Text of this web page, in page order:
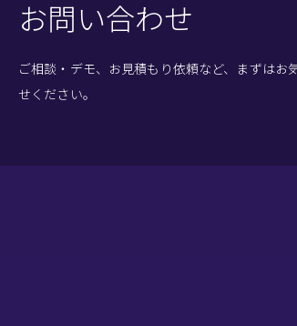
お問い合わせ
ご相談・デモ、お見積もり依頼など、まずはお
せください。